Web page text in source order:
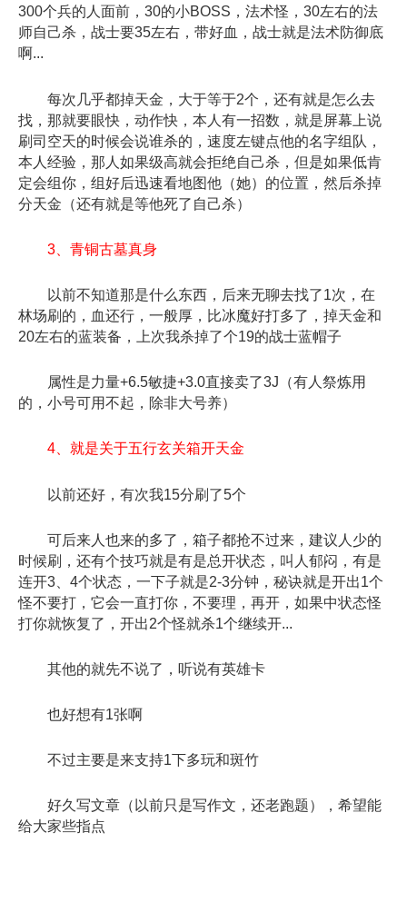
300个兵的人面前，30的小BOSS，法术怪，30左右的法
师自己杀，战士要35左右，带好血，战士就是法术防御底
啊...
每次几乎都掉天金，大于等于2个，还有就是怎么去
找，那就要眼快，动作快，本人有一招数，就是屏幕上说
刷司空天的时候会说谁杀的，速度左键点他的名字组队，
本人经验，那人如果级高就会拒绝自己杀，但是如果低肯
定会组你，组好后迅速看地图他（她）的位置，然后杀掉
分天金（还有就是等他死了自己杀）
3、青铜古墓真身
以前不知道那是什么东西，后来无聊去找了1次，在
林场刷的，血还行，一般厚，比冰魔好打多了，掉天金和
20左右的蓝装备，上次我杀掉了个19的战士蓝帽子
属性是力量+6.5敏捷+3.0直接卖了3J（有人祭炼用
的，小号可用不起，除非大号养）
4、就是关于五行玄关箱开天金
以前还好，有次我15分刷了5个
可后来人也来的多了，箱子都抢不过来，建议人少的
时候刷，还有个技巧就是有是总开状态，叫人郁闷，有是
连开3、4个状态，一下子就是2-3分钟，秘诀就是开出1个
怪不要打，它会一直打你，不要理，再开，如果中状态怪
打你就恢复了，开出2个怪就杀1个继续开...
其他的就先不说了，听说有英雄卡
也好想有1张啊
不过主要是来支持1下多玩和斑竹
好久写文章（以前只是写作文，还老跑题），希望能
给大家些指点